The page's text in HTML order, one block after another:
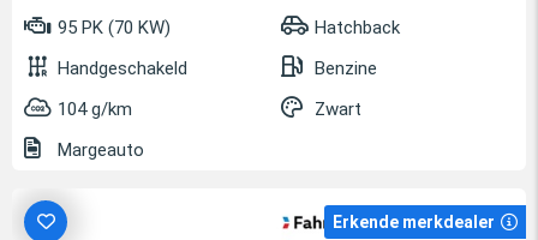
95 PK (70 KW)
Hatchback
Handgeschakeld
Benzine
104 g/km
Zwart
Margeauto
Erkende merkdealer